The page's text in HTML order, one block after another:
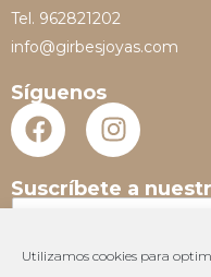
Utilizamos cookies para
Tel. 962821202
info@girbesjoyas.com
Síguenos
Suscríbete a
N
m